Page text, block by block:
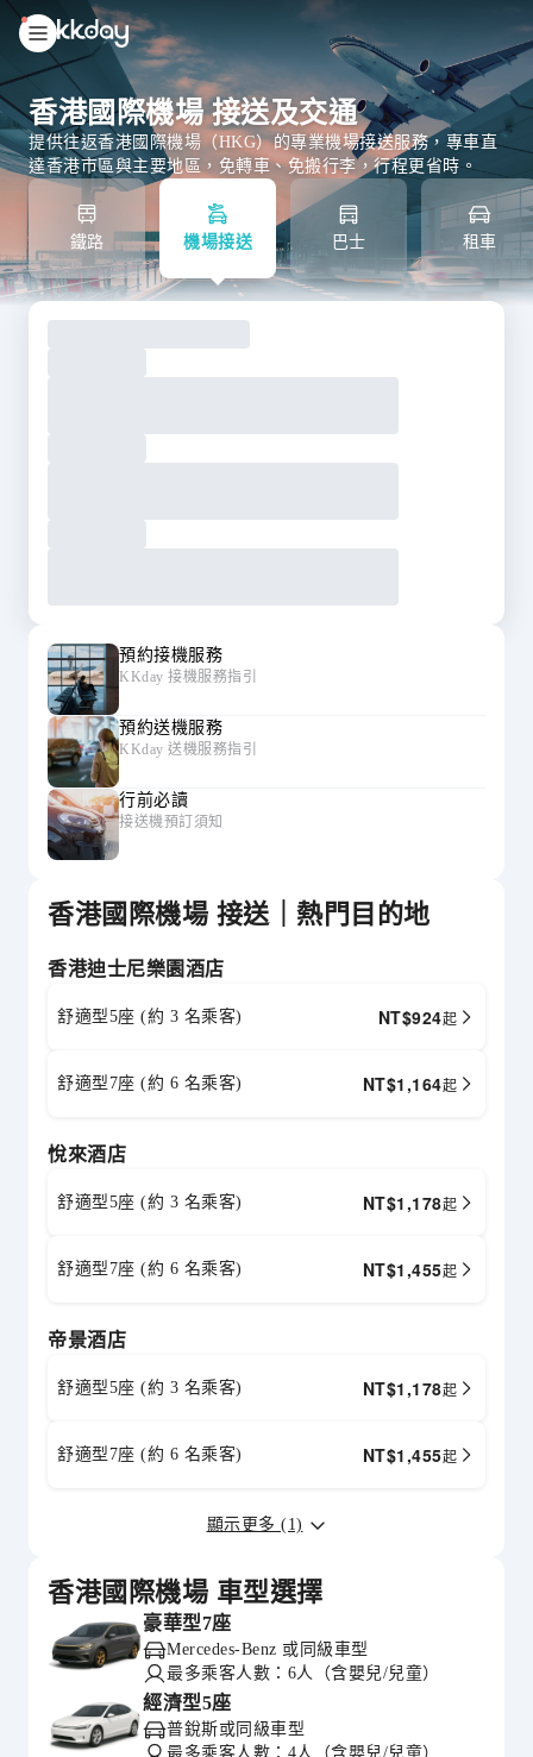
unread
notifications
香港國際機場 接送及交通
提供往返香港國際機場（HKG）的專業機場接送服務，專車直
達香港市區與主要地區，免轉車、免搬行李，行程更省時。
鐵路 機場接送 巴士 租車
預約接機服務
KKday 接機服務指引
預約送機服務
KKday 送機服務指引
行前必讀
接送機預訂須知
香港國際機場 接送｜熱門目的地
香港迪士尼樂園酒店
舒適型5座 (約 3 名乘客) NT$924起
舒適型7座 (約 6 名乘客) NT$1,164起
悅來酒店
舒適型5座 (約 3 名乘客) NT$1,178起
舒適型7座 (約 6 名乘客) NT$1,455起
帝景酒店
舒適型5座 (約 3 名乘客) NT$1,178起
舒適型7座 (約 6 名乘客) NT$1,455起
顯示更多 (1)
香港國際機場 車型選擇
豪華型7座
Mercedes-Benz 或同級車型
最多乘客人數：6人（含嬰兒/兒童）
經濟型5座
普銳斯或同級車型
最多乘客人數：4人（含嬰兒/兒童）